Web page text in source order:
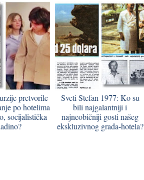
pretvorile
po hotelima
socijalistička
Sveti Stefan 1977: Ko su
bili najgalantniji i
najneobičniji gosti našeg
ekskluzivnog grada-hotela?